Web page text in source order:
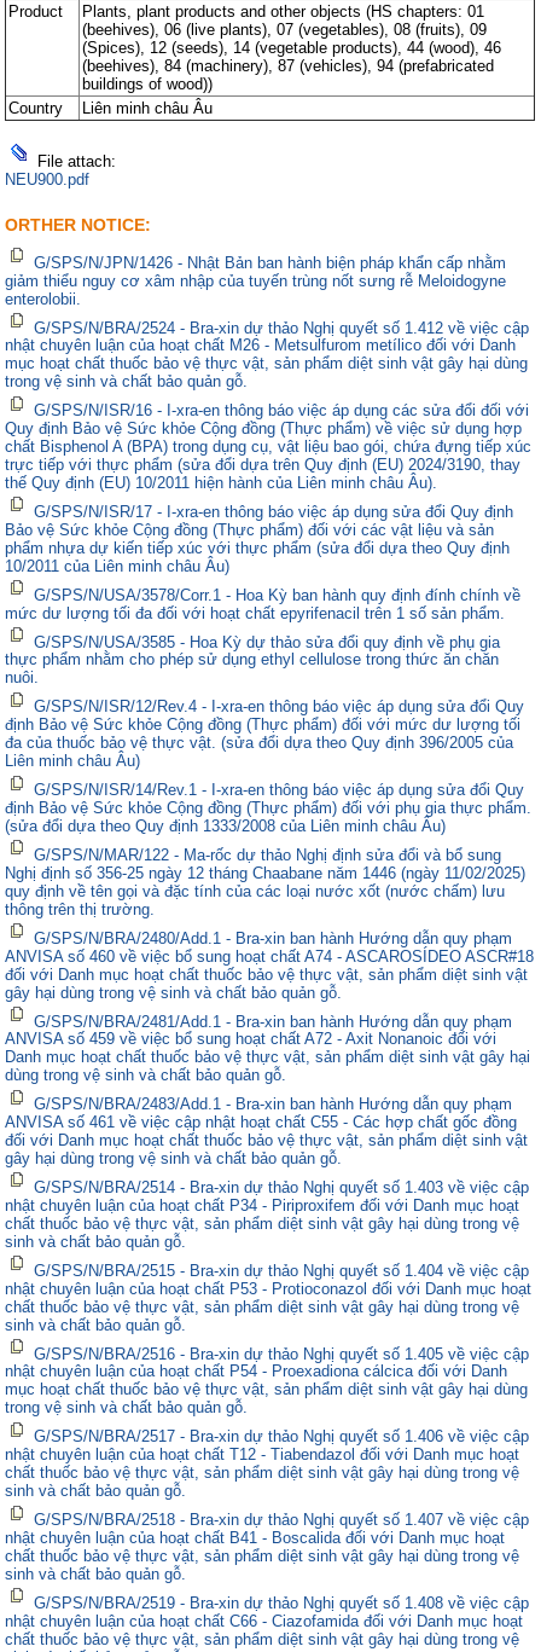
Product
Plants, plant products and other objects (HS chapters: 01
(beehives), 06 (live plants), 07 (vegetables), 08 (fruits), 09
(Spices), 12 (seeds), 14 (vegetable products), 44 (wood), 46
(beehives), 84 (machinery), 87 (vehicles), 94 (prefabricated
buildings of wood))
Country
Liên minh châu Âu
File attach:
NEU900.pdf
ORTHER NOTICE:
G/SPS/N/JPN/1426 - Nhật Bản ban hành biện pháp khẩn cấp nhằm
giảm thiểu nguy cơ xâm nhập của tuyến trùng nốt sưng rễ Meloidogyne
enterolobii.
G/SPS/N/BRA/2524 - Bra-xin dự thảo Nghị quyết số 1.412 về việc cập
nhật chuyên luận của hoạt chất M26 - Metsulfurom metílico đối với Danh
mục hoạt chất thuốc bảo vệ thực vật, sản phẩm diệt sinh vật gây hại dùng
trong vệ sinh và chất bảo quản gỗ.
G/SPS/N/ISR/16 - I-xra-en thông báo việc áp dụng các sửa đổi đối với
Quy định Bảo vệ Sức khỏe Cộng đồng (Thực phẩm) về việc sử dụng hợp
chất Bisphenol A (BPA) trong dụng cụ, vật liệu bao gói, chứa đựng tiếp xúc
trực tiếp với thực phẩm (sửa đổi dựa trên Quy định (EU) 2024/3190, thay
thế Quy định (EU) 10/2011 hiện hành của Liên minh châu Âu).
G/SPS/N/ISR/17 - I-xra-en thông báo việc áp dụng sửa đổi Quy định
Bảo vệ Sức khỏe Cộng đồng (Thực phẩm) đối với các vật liệu và sản
phẩm nhựa dự kiến tiếp xúc với thực phẩm (sửa đổi dựa theo Quy định
10/2011 của Liên minh châu Âu)
G/SPS/N/USA/3578/Corr.1 - Hoa Kỳ ban hành quy định đính chính về
mức dư lượng tối đa đối với hoạt chất epyrifenacil trên 1 số sản phẩm.
G/SPS/N/USA/3585 - Hoa Kỳ dự thảo sửa đổi quy định về phụ gia
thực phẩm nhằm cho phép sử dụng ethyl cellulose trong thức ăn chăn
nuôi.
G/SPS/N/ISR/12/Rev.4 - I-xra-en thông báo việc áp dụng sửa đổi Quy
định Bảo vệ Sức khỏe Cộng đồng (Thực phẩm) đối với mức dư lượng tối
đa của thuốc bảo vệ thực vật. (sửa đổi dựa theo Quy định 396/2005 của
Liên minh châu Âu)
G/SPS/N/ISR/14/Rev.1 - I-xra-en thông báo việc áp dụng sửa đổi Quy
định Bảo vệ Sức khỏe Cộng đồng (Thực phẩm) đối với phụ gia thực phẩm.
(sửa đổi dựa theo Quy định 1333/2008 của Liên minh châu Âu)
G/SPS/N/MAR/122 - Ma-rốc dự thảo Nghị định sửa đổi và bổ sung
Nghị định số 356-25 ngày 12 tháng Chaabane năm 1446 (ngày 11/02/2025)
quy định về tên gọi và đặc tính của các loại nước xốt (nước chấm) lưu
thông trên thị trường.
G/SPS/N/BRA/2480/Add.1 - Bra-xin ban hành Hướng dẫn quy phạm
ANVISA số 460 về việc bổ sung hoạt chất A74 - ASCAROSÍDEO ASCR#18
đối với Danh mục hoạt chất thuốc bảo vệ thực vật, sản phẩm diệt sinh vật
gây hại dùng trong vệ sinh và chất bảo quản gỗ.
G/SPS/N/BRA/2481/Add.1 - Bra-xin ban hành Hướng dẫn quy phạm
ANVISA số 459 về việc bổ sung hoạt chất A72 - Axit Nonanoic đối với
Danh mục hoạt chất thuốc bảo vệ thực vật, sản phẩm diệt sinh vật gây hại
dùng trong vệ sinh và chất bảo quản gỗ.
G/SPS/N/BRA/2483/Add.1 - Bra-xin ban hành Hướng dẫn quy phạm
ANVISA số 461 về việc cập nhật hoạt chất C55 - Các hợp chất gốc đồng
đối với Danh mục hoạt chất thuốc bảo vệ thực vật, sản phẩm diệt sinh vật
gây hại dùng trong vệ sinh và chất bảo quản gỗ.
G/SPS/N/BRA/2514 - Bra-xin dự thảo Nghị quyết số 1.403 về việc cập
nhật chuyên luận của hoạt chất P34 - Piriproxifem đối với Danh mục hoạt
chất thuốc bảo vệ thực vật, sản phẩm diệt sinh vật gây hại dùng trong vệ
sinh và chất bảo quản gỗ.
G/SPS/N/BRA/2515 - Bra-xin dự thảo Nghị quyết số 1.404 về việc cập
nhật chuyên luận của hoạt chất P53 - Protioconazol đối với Danh mục hoạt
chất thuốc bảo vệ thực vật, sản phẩm diệt sinh vật gây hại dùng trong vệ
sinh và chất bảo quản gỗ.
G/SPS/N/BRA/2516 - Bra-xin dự thảo Nghị quyết số 1.405 về việc cập
nhật chuyên luận của hoạt chất P54 - Proexadiona cálcica đối với Danh
mục hoạt chất thuốc bảo vệ thực vật, sản phẩm diệt sinh vật gây hại dùng
trong vệ sinh và chất bảo quản gỗ.
G/SPS/N/BRA/2517 - Bra-xin dự thảo Nghị quyết số 1.406 về việc cập
nhật chuyên luận của hoạt chất T12 - Tiabendazol đối với Danh mục hoạt
chất thuốc bảo vệ thực vật, sản phẩm diệt sinh vật gây hại dùng trong vệ
sinh và chất bảo quản gỗ.
G/SPS/N/BRA/2518 - Bra-xin dự thảo Nghị quyết số 1.407 về việc cập
nhật chuyên luận của hoạt chất B41 - Boscalida đối với Danh mục hoạt
chất thuốc bảo vệ thực vật, sản phẩm diệt sinh vật gây hại dùng trong vệ
sinh và chất bảo quản gỗ.
G/SPS/N/BRA/2519 - Bra-xin dự thảo Nghị quyết số 1.408 về việc cập
nhật chuyên luận của hoạt chất C66 - Ciazofamida đối với Danh mục hoạt
chất thuốc bảo vệ thực vật, sản phẩm diệt sinh vật gây hại dùng trong vệ